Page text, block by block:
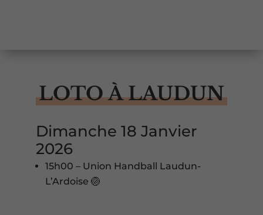
LOTO À LAUDUN
Dimanche 18 Janvier
2026
15h00 – Union Handball Laudun-
L’Ardoise 🏐